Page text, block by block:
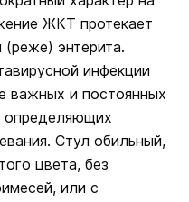
ЖКТ протекает
(реже) энтерита.
инфекции
важных и постоянных
определяющих
Стул обильный,
цвета, без
или с